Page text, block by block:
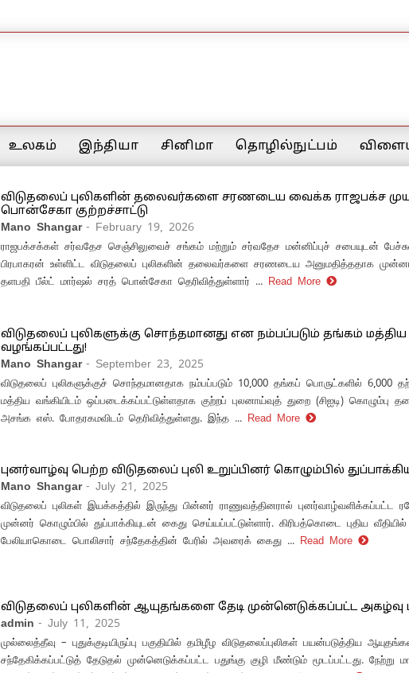
உலகம் இந்தியா சினிமா தொழில்நுட்பம்
விடுதலைப் புலிகளின் தலைவர்களை சரணடைய வைக்க ராஜபக்ச
பொன்சேகா குற்றச்சாட்டு
Mano Shangar - February 19, 2026
ராஜபக்சக்கள் சர்வதேச செஞ்சிலுவைச் சங்கம் மற்றும் சர்வதேச மன்னிப்புச் சபையுடன்
பிரபாகரன் உள்ளிட்ட விடுதலைப் புலிகளின் தலைவர்களை சரணடைய அனுமதித்ததாக
தளபதி பீல்ட் மார்ஷல் சரத் பொன்சேகா தெரிவித்துள்ளார் ... Read More
விடுதலைப் புலிகளுக்கு சொந்தமானது என நம்பப்படும் தங்கம் மத்திய
வழங்கப்பட்டது!
Mano Shangar - September 23, 2025
விடுதலைப் புலிகளுக்குச் சொந்தமானதாக நம்பப்படும் 10,000 தங்கப் பொருட்களில் 6,000
மத்திய வங்கியிடம் ஒப்படைக்கப்பட்டுள்ளதாக குற்றப் புலனாய்வுத் துறை (சிஐடி) கொழும்பு
அசங்க எஸ். போதரகமவிடம் தெரிவித்துள்ளது. இந்த ... Read More
புனர்வாழ்வு பெற்ற விடுதலைப் புலி உறுப்பினர் கொழும்பில்
Mano Shangar - July 21, 2025
விடுதலைப் புலிகள் இயக்கத்தில் இருந்து பின்னர் ராணுவத்தினரால் புனர்வாழ்வளிக்கப்பட்ட
முன்னர் கொழும்பில் துப்பாக்கியுடன் கைது செய்யப்பட்டுள்ளார். கிரிபத்கொடை புதிய
பேலியாகொடை பொலிசார் சந்தேகத்தின் பேரில் அவரைக் கைது ... Read More
விடுதலைப் புலிகளின் ஆயுதங்களை தேடி முன்னெடுக்கப்பட்ட
admin - July 11, 2025
முல்லைத்தீவு – புதுக்குடியிருப்பு பகுதியில் தமிழீழ விடுதலைப்புலிகள் பயன்படுத்திய
சந்தேகிக்கப்பட்டுத் தேடுதல் முன்னெடுக்கப்பட்ட பதுங்கு குழி மீண்டும் மூடப்பட்டது.